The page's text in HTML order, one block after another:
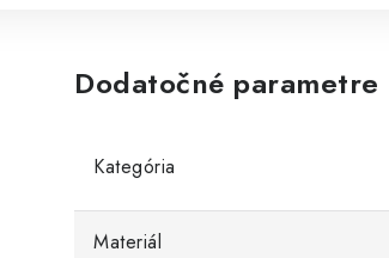
Dodatočné parametre
Kategória
Materiál